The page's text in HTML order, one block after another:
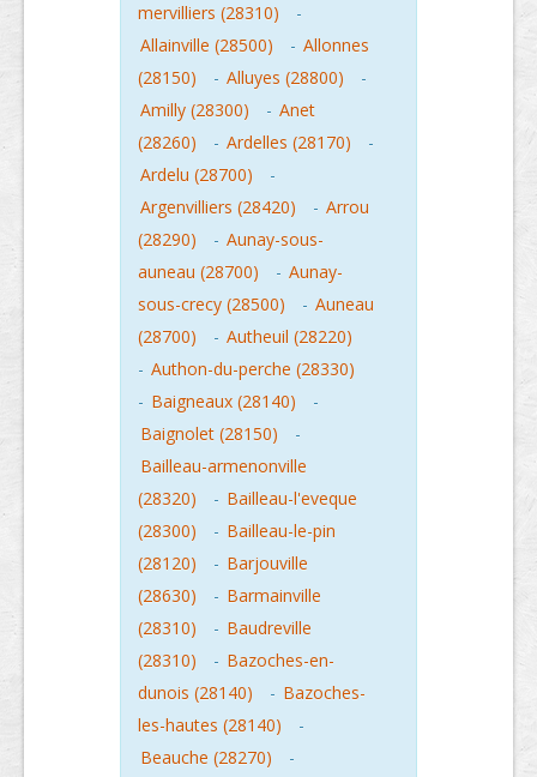
mervilliers (28310)
-
Allainville (28500)
- Allonnes
(28150)
- Alluyes (28800)
-
Amilly (28300)
- Anet
(28260)
- Ardelles (28170)
-
Ardelu (28700)
-
Argenvilliers (28420)
- Arrou
(28290)
- Aunay-sous-
auneau (28700)
- Aunay-
sous-crecy (28500)
- Auneau
(28700)
- Autheuil (28220)
- Authon-du-perche (28330)
- Baigneaux (28140)
-
Baignolet (28150)
-
Bailleau-armenonville
(28320)
- Bailleau-l'eveque
(28300)
- Bailleau-le-pin
(28120)
- Barjouville
(28630)
- Barmainville
(28310)
- Baudreville
(28310)
- Bazoches-en-
dunois (28140)
- Bazoches-
les-hautes (28140)
-
Beauche (28270)
-